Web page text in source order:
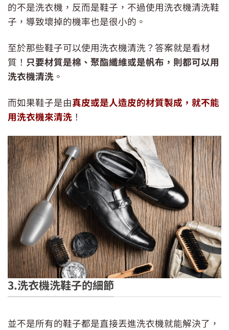
的不是洗衣機，反而是鞋子，不過使用洗衣機清洗鞋
子，導致壞掉的機率也是很小的。
至於那些鞋子可以使用洗衣機清洗？答案就是看材
質！ 只要材質是棉、聚酯纖維或是帆布，則都可以用
洗衣機清洗 。
而如果鞋子是由真皮或是人造皮的材質製成，就不能
用洗衣機來清洗 ！
皮鞋有特殊的清潔方法，不能用洗衣機處理
3.洗衣機洗鞋子的細節
並不是所有的鞋子都是直接丟進洗衣機就能解決了，